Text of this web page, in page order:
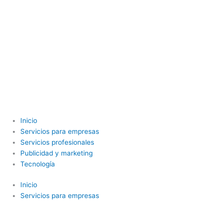
Inicio
Servicios para empresas
Servicios profesionales
Publicidad y marketing
Tecnología
Inicio
Servicios para empresas